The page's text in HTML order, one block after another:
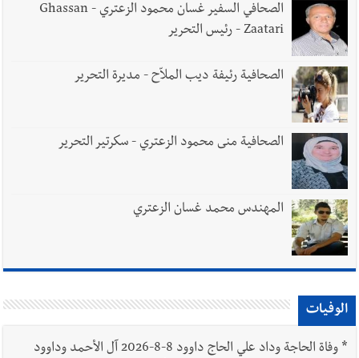
الصحافي السفير غسان محمود الزعتري - Ghassan
Zaatari - رئيس التحرير
الصحافية رئيفة ديب الملاّح - مديرة التحرير
الصحافية منى محمود الزعتري - سكرتير التحرير
المهندس محمد غسان الزعتري
الوفيات
*
وفاة الحاجة وداد علي الحاج داوود 8-8-2026 آل الأحمد وداوود